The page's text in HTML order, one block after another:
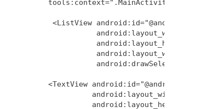
    tools:context=".MainActivity" >
<ListView android:id="@android:id/
               android:layout_weight="1"
<TextView android:id="@android:id/